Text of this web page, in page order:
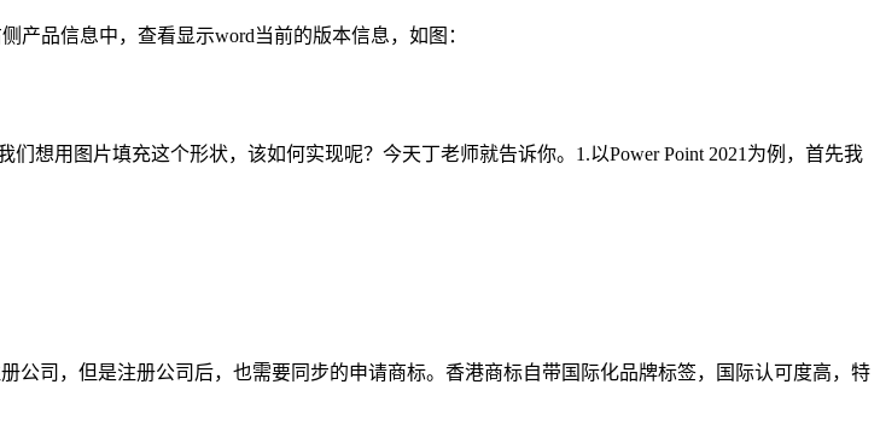
产品信息中，查看显示word当前的版本信息，如图：
想用图片填充这个形状，该如何实现呢？今天丁老师就告诉你。1.以Power Point 2021为例，首先我
司，但是注册公司后，也需要同步的申请商标。香港商标自带国际化品牌标签，国际认可度高，特